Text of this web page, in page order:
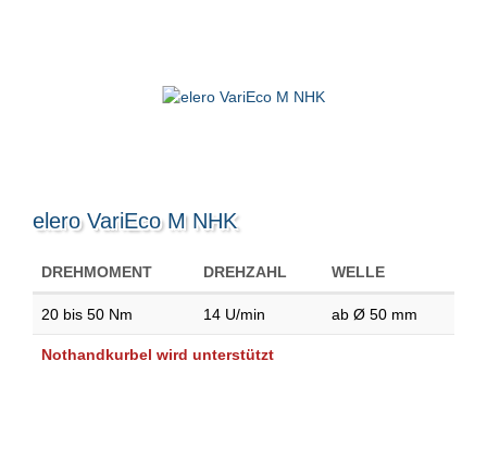
elero VariEco M NHK
DREHMOMENT DREHZAHL WELLE
20 bis 50 Nm 14 U/min ab Ø 50 mm
Nothandkurbel wird unterstützt